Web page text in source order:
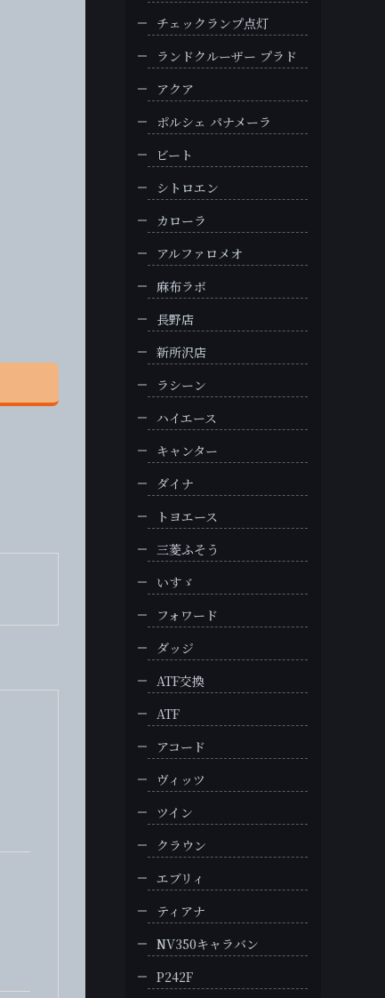
チェックランプ点灯
ランドクルーザー プラド
アクア
ポルシェ パナメーラ
ビート
シトロエン
カローラ
アルファロメオ
麻布ラボ
長野店
新所沢店
ラシーン
ハイエース
キャンター
ダイナ
トヨエース
三菱ふそう
いすゞ
フォワード
ダッジ
ATF交換
ATF
アコード
ヴィッツ
ツイン
クラウン
エブリィ
ティアナ
NV350キャラバン
P242F